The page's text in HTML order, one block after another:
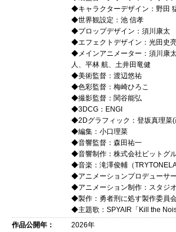
◆キャラクターデザイン：野田
◆世界観設定：池 信孝
◆プロップデザイン：須川康太
◆エフェクトデザイン：光田史
◆メインアニメーター：須川康
人、平林 航、土井田竜健
◆美術監督：渡辺悠祐
◆色彩監督：梅崎ひろこ
◆撮影監督：関谷能弘
◆3DCG：ENGI
◆2Dグラフィック：登坂真理菜(
◆編集：小口理菜
◆音響監督：森田祐一
◆音響制作：株式会社ビットグ
◆音楽：滝澤俊輔（
◆アニメーションプロデューサ
◆アニメーション制作：スタジ
◆製作：勇者刑に処す製作委員
◆主題歌：SPYAIR「
作品公開年：
2026年